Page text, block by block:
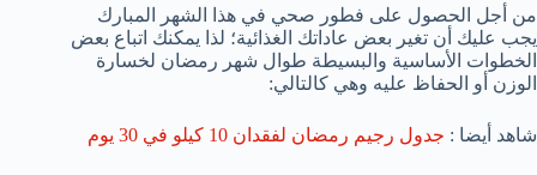
من أجل الحصول على فطور صحي في هذا الشهر المبارك
يجب عليك أن تغير بعض عاداتك الغذائية؛ لذا يمكنك اتباع بعض
الخطوات الأساسية والبسيطة طوال شهر رمضان لخسارة
الوزن أو الحفاظ عليه وهي كالتالي:
شاهد أيضا : جدول رجيم رمضان لفقدان 10 كيلو في 30 يوم